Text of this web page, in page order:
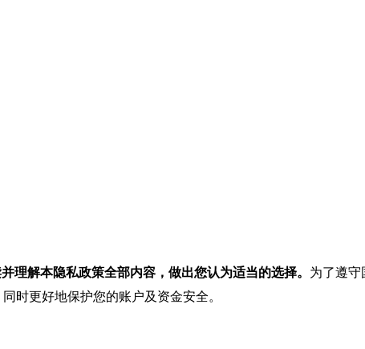
理解本隐私政策全部内容，做出您认为适当的选择。 为了遵守
时更好地保护您的账户及资金安全。